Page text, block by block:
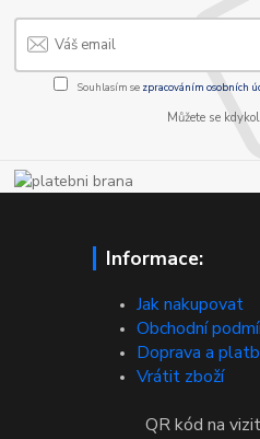
Souhlasím se zpracováním osobních
Můžete se
Informace:
Jak nakupovat
Obchodní
Doprava a
Vrátit zboží
QR kód na